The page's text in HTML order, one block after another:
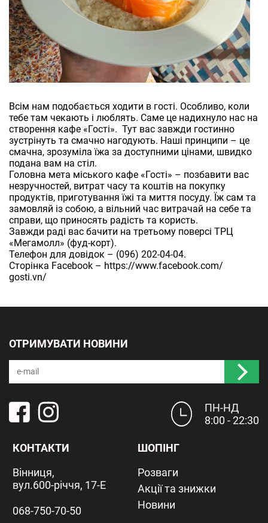
Всім нам подобається ходити в гості. Особливо, коли
тебе там чекають і люблять. Саме це надихнуло нас на
створення кафе «Гості». Тут вас завжди гостинно
зустрінуть та смачно нагодують. Наші принципи – це
смачна, зрозуміла їжа за доступними цінами, швидко
подана вам на стіл.
Головна мета міського кафе «Гості» – позбавити вас
незручностей, витрат часу та коштів на покупку
продуктів, приготування їжі та миття посуду. Їж сам та
замовляй із собою, а вільний час витрачай на себе та
справи, що приносять радість та користь.
Завжди раді вас бачити на третьому поверсі ТРЦ
«Мегамолл» (фуд-корт).
Телефон для довідок – (096) 202-04-04.
Сторінка Facebook – https://www.facebook.com/
gosti.vn/
КОНТАКТИ
Вінниця,
вул.600-річчя, 17-Е
068-750-70-50
ШОПІНГ
Розваги
Акції та знижки
Новини
ОТРИМУВАТИ НОВИНИ
ПН-НД
8:00 - 22:30